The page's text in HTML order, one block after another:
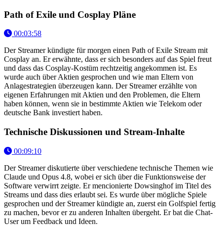
Path of Exile und Cosplay Pläne
00:03:58
Der Streamer kündigte für morgen einen Path of Exile Stream mit
Cosplay an. Er erwähnte, dass er sich besonders auf das Spiel freut
und dass das Cosplay-Kostüm rechtzeitig angekommen ist. Es
wurde auch über Aktien gesprochen und wie man Eltern von
Anlagestrategien überzeugen kann. Der Streamer erzählte von
eigenen Erfahrungen mit Aktien und den Problemen, die Eltern
haben können, wenn sie in bestimmte Aktien wie Telekom oder
deutsche Bank investiert haben.
Technische Diskussionen und Stream-Inhalte
00:09:10
Der Streamer diskutierte über verschiedene technische Themen wie
Claude und Opus 4.8, wobei er sich über die Funktionsweise der
Software verwirrt zeigte. Er mencionierte Dowsinghof im Titel des
Streams und dass dies erlaubt sei. Es wurde über mögliche Spiele
gesprochen und der Streamer kündigte an, zuerst ein Golfspiel fertig
zu machen, bevor er zu anderen Inhalten übergeht. Er bat die Chat-
User um Feedback und Ideen.